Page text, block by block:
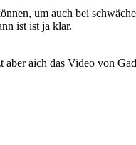
um auch bei
ist ist ja klar.
aich das Video von